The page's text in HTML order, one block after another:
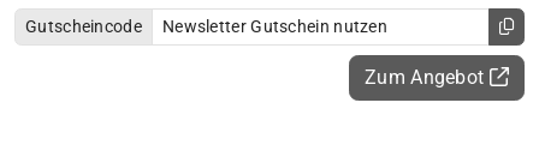
Gutscheincode Newsletter Gutschein nutzen
Zum Angebot